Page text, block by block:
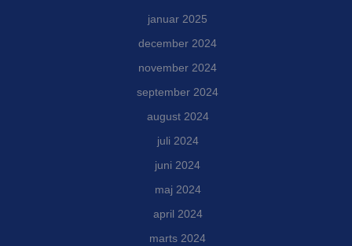
januar 2025
december 2024
november 2024
september 2024
august 2024
juli 2024
juni 2024
maj 2024
april 2024
marts 2024